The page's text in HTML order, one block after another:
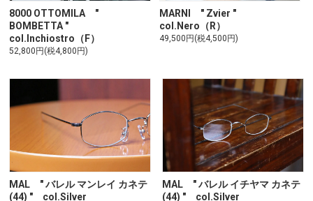
8000 OTTOMILA "
BOMBETTA "
col.Inchiostro（F）
52,800円(税4,800円)
MARNI " Zvier "
col.Nero（R）
49,500円(税4,500円)
MAL " バレル マンレイ カネテ
(44) " col.Silver
MAL " バレル イチヤマ カネテ
(44) " col.Silver